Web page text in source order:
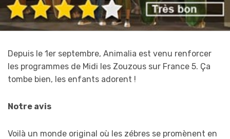
Depuis le 1er septembre, Animalia est venu renforcer
les programmes de Midi les Zouzous sur France 5. Ça
tombe bien, les enfants adorent !
Notre avis
Voilà un monde original où les zébres se promènent en